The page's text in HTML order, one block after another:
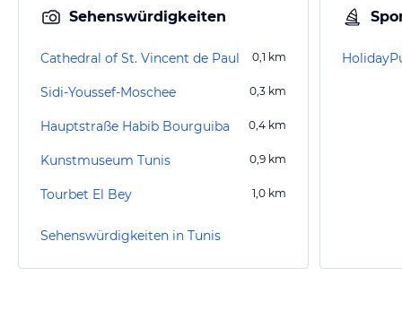
Sehenswürdigkeiten
Cathedral of St. Vincent de Paul 0,1 km
Sidi-Youssef-Moschee 0,3 km
Hauptstraße Habib Bourguiba 0,4 km
Kunstmuseum Tunis 0,9 km
Tourbet El Bey 1,0 km
Sehenswürdigkeiten in Tunis